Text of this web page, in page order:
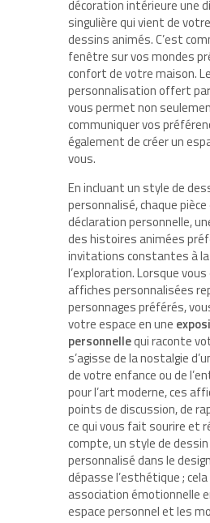
décoration intérieure une
singulière qui vient de
dessins animés. C’est
fenêtre sur vos mondes
confort de votre maison.
personnalisation offert
vous permet non
communiquer vos
également de créer un
vous.
En incluant un style de
personnalisé, chaque
déclaration personnelle,
des histoires animées
invitations constantes à
l’exploration. Lorsque
affiches personnalisées
personnages préférés,
votre espace en une
personnellequi raconte
s’agisse de la nostalgie
de votre enfance ou de
pour l’art moderne, ces
points de discussion, de
ce qui vous fait sourire et
compte, un style de
personnalisé dans le
dépasse l’esthétique ; cela
association émotionnelle
espace personnel et les